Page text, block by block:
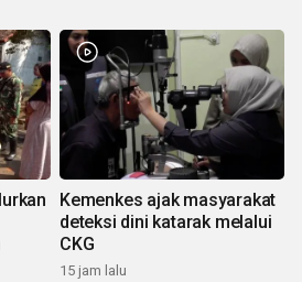
Kemenkes ajak masyarakat
deteksi dini katarak melalui
CKG
15 jam lalu